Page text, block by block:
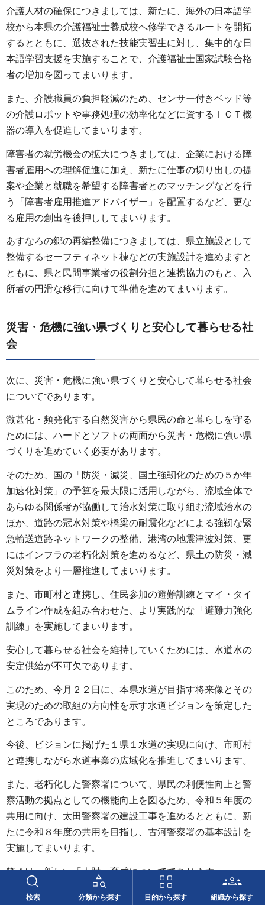
検索 分類から探す 目的から探す 組織から探す
介護人材の確保につきましては、新たに、海外の日本語学
校から本県の介護福祉士養成校へ修学できるルートを開拓
するとともに、選抜された技能実習生に対し、集中的な日
本語学習支援を実施することで、介護福祉士国家試験合格
者の増加を図ってまいります。
また、介護職員の負担軽減のため、センサー付きベッド等
の介護ロボットや事務処理の効率化などに資するＩＣＴ機
器の導入を促進してまいります。
障害者の就労機会の拡大につきましては、企業における障
害者雇用への理解促進に加え、新たに仕事の切り出しの提
案や企業と就職を希望する障害者とのマッチングなどを行
う「障害者雇用推進アドバイザー」を配置するなど、更な
る雇用の創出を後押ししてまいります。
あすなろの郷の再編整備につきましては、県立施設として
整備するセーフティネット棟などの実施設計を進めますと
ともに、県と民間事業者の役割分担と連携協力のもと、入
所者の円滑な移行に向けて準備を進めてまいります。
災害・危機に強い県づくりと安心して暮らせる社
会
次に、災害・危機に強い県づくりと安心して暮らせる社会
についてであります。
激甚化・頻発化する自然災害から県民の命と暮らしを守る
ためには、ハードとソフトの両面から災害・危機に強い県
づくりを進めていく必要があります。
そのため、国の「防災・減災、国土強靭化のための５か年
加速化対策」の予算を最大限に活用しながら、流域全体で
あらゆる関係者が協働して治水対策に取り組む流域治水の
ほか、道路の冠水対策や橋梁の耐震化などによる強靭な緊
急輸送道路ネットワークの整備、港湾の地震津波対策、更
にはインフラの老朽化対策を進めるなど、県土の防災・減
災対策をより一層推進してまいります。
また、市町村と連携し、住民参加の避難訓練とマイ・タイ
ムライン作成を組み合わせた、より実践的な「避難力強化
訓練」を実施してまいります。
安心して暮らせる社会を維持していくためには、水道水の
安定供給が不可欠であります。
このため、今月２２日に、本県水道が目指す将来像とその
実現のための取組の方向性を示す水道ビジョンを策定した
ところであります。
今後、ビジョンに掲げた１県１水道の実現に向け、市町村
と連携しながら水道事業の広域化を推進してまいります。
また、老朽化した警察署について、県民の利便性向上と警
察活動の拠点としての機能向上を図るため、令和５年度の
共用に向け、太田警察署の建設工事を進めるとともに、新
たに令和８年度の共用を目指し、古河警察署の基本設計を
実施してまいります。
第４は、新しい「人財」育成についてであります。